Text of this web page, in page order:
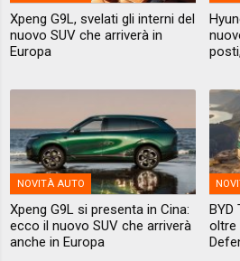
Xpeng G9L, svelati gli interni del
nuovo SUV che arriverà in
Europa
NOVITÀ AUTO
Xpeng G9L si presenta in Cina:
ecco il nuovo SUV che arriverà
anche in Europa
BYD
oltre